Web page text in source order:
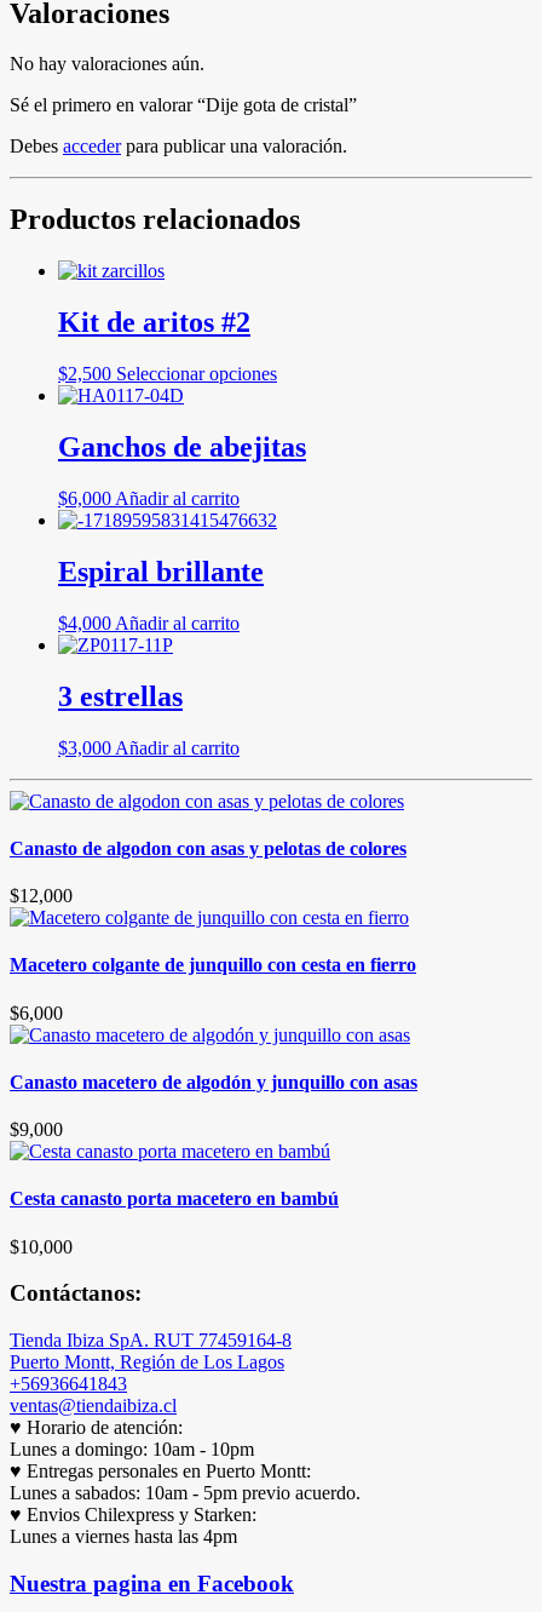
Valoraciones
No hay valoraciones aún.
Sé el primero en valorar “Dije gota de cristal”
Debes accederpara publicar una valoración.
Productos relacionados
Kit de aritos #2
$2,500 Seleccionar opcionesEste
múltiples
variantes.
se
Ganchos de abejitas
$6,000 Añadir al carrito
Espiral brillante
$4,000 Añadir al carrito
3 estrellas
$3,000 Añadir al carrito
Canasto de algodon con asas y pelotas de colores
$12,000
Macetero colgante de junquillo con cesta en fierro
$6,000
Canasto macetero de algodón y junquillo con asas
$9,000
Cesta canasto porta macetero en bambú
$10,000
Contáctanos:
Tienda Ibiza SpA. RUT 77459164-8
Puerto Montt, Región de Los Lagos
+56936641843
ventas@tiendaibiza.cl
♥ Horario de atención:
Lunes a domingo: 10am - 10pm
♥ Entregas personales en Puerto Montt:
Lunes a sabados: 10am - 5pm previo acuerdo.
♥ Envios Chilexpress y Starken:
Lunes a viernes hasta las 4pm
Nuestra pagina en Facebook